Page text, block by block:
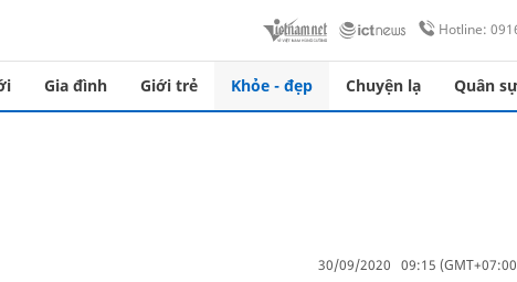
Hotline:
Gia đình Giới trẻ Khỏe - đẹp Chuyện lạ Quân
30/09/2020 09:15